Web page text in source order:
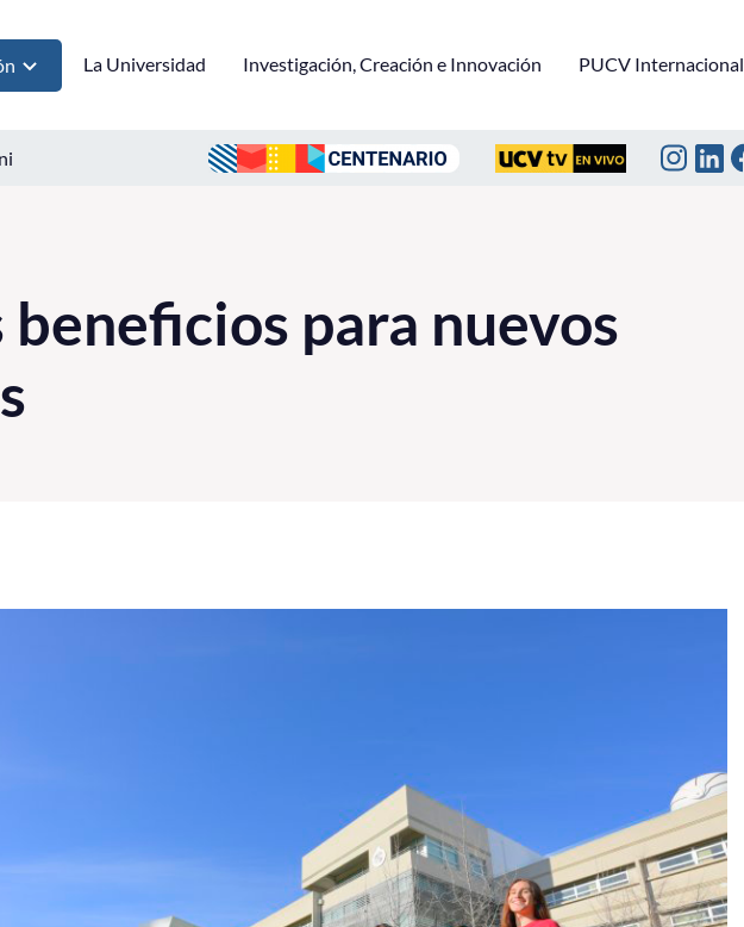
La Universidad Investigación, Creación e Innovación PUCV Internacional
beneficios para nuevos